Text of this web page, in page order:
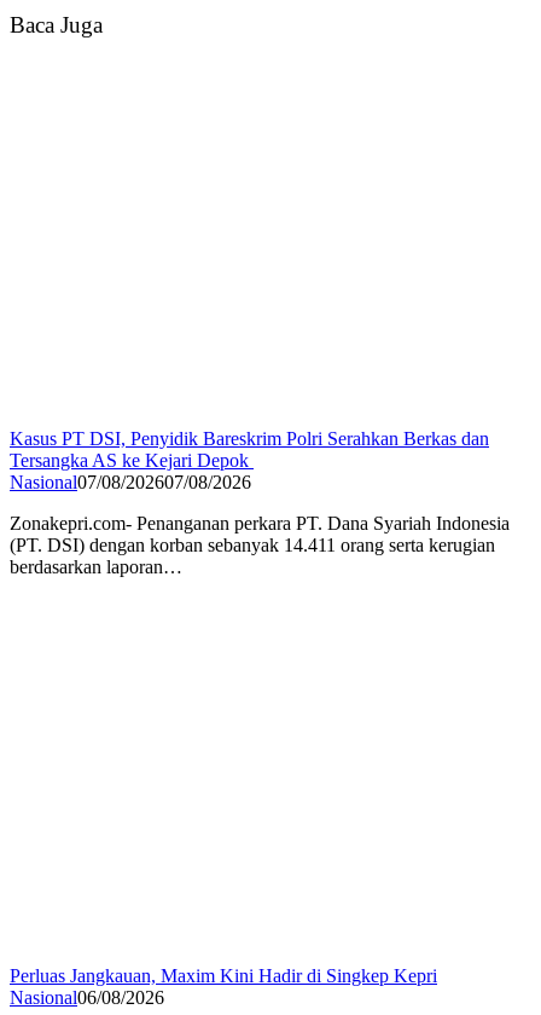
Baca Juga
Kasus PT DSI, Penyidik Bareskrim Polri Serahkan Berkas dan
Tersangka AS ke Kejari Depok
Nasional07/08/202607/08/2026
Zonakepri.com- Penanganan perkara PT. Dana Syariah Indonesia
(PT. DSI) dengan korban sebanyak 14.411 orang serta kerugian
berdasarkan laporan…
Perluas Jangkauan, Maxim Kini Hadir di Singkep Kepri
Nasional06/08/2026